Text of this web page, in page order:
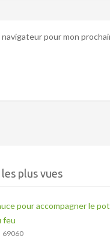
pour mon
plus vues
pour accompagner le pot
feu
69060